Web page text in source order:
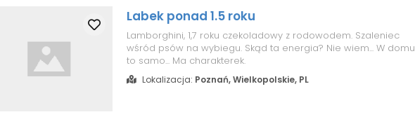
Labek ponad 1.5 roku
Lamborghini, 1,7 roku czekoladowy z rodowodem. Szaleniec
wśród psów na wybiegu. Skąd ta energia? Nie wiem... W domu
to samo... Ma charakterek.
Lokalizacja: Poznań, Wielkopolskie, PL